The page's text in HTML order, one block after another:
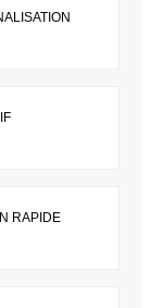
RAPIDE